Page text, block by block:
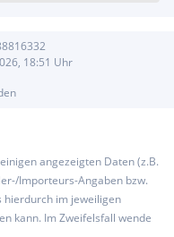
18:51 Uhr
angezeigten Daten (z.B.
Importeurs-Angaben bzw.
hierdurch im jeweiligen
kann. Im Zweifelsfall wende